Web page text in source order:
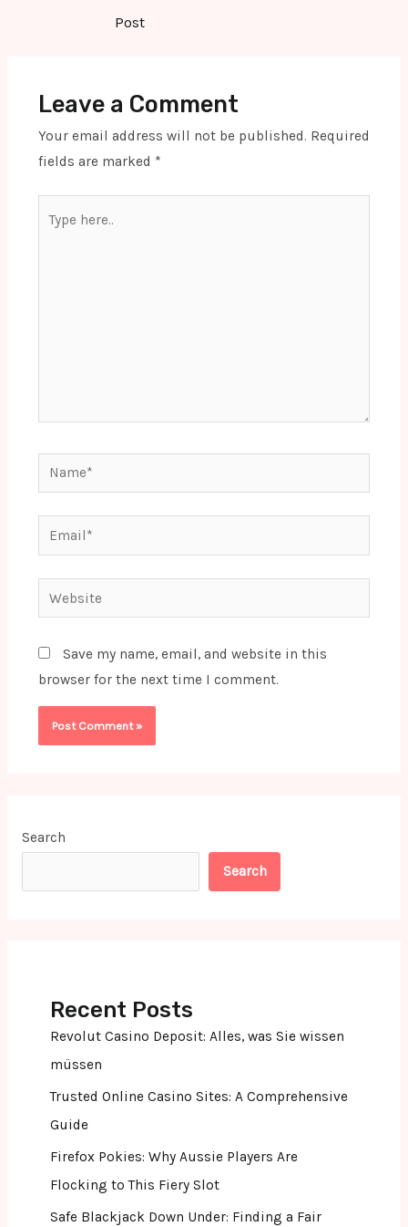
Post
Leave a Comment
Your email address will not be published. Required
fields are marked *
here..
Name*
Email*
Website
Save my name, email, and website in this
browser for the next time I comment.
Search
Search
Recent Posts
Revolut Casino Deposit: Alles, was Sie wissen
müssen
Trusted Online Casino Sites: A Comprehensive
Guide
Firefox Pokies: Why Aussie Players Are
Flocking to This Fiery Slot
Safe Blackjack Down Under: Finding a Fair